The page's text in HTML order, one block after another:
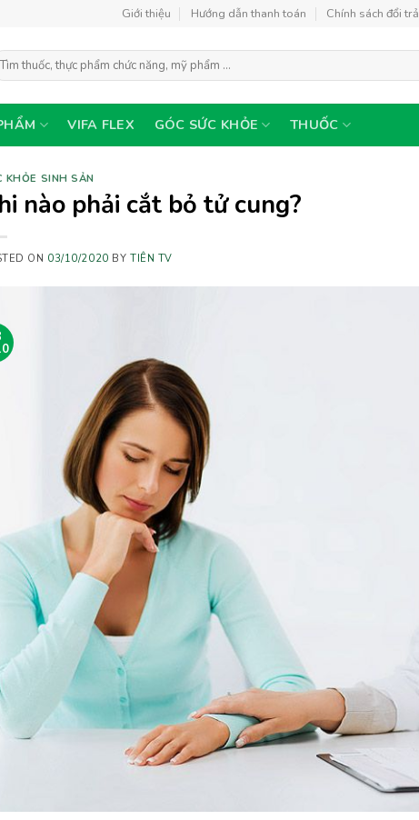
Giới thiệu Hướng dẫn thanh toán Chính sách đổi trả
VIFA FLEX GÓC SỨC KHỎE THUỐC
KHỎE SINH SẢN
nào phải cắt bỏ tử cung?
ON 03/10/2020 BY TIÊN TV